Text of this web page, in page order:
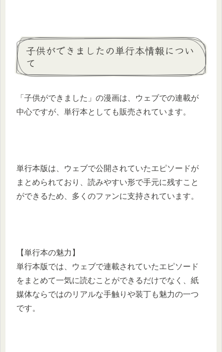
子供ができましたの単行本情報につい
て
「子供ができました」の漫画は、ウェブでの連載が
中心ですが、単行本としても販売されています。
単行本版は、ウェブで公開されていたエピソードが
まとめられており、読みやすい形で手元に残すこと
ができるため、多くのファンに支持されています。
【単行本の魅力】
単行本版では、ウェブで連載されていたエピソード
をまとめて一気に読むことができるだけでなく、紙
媒体ならではのリアルな手触りや装丁も魅力の一つ
です。